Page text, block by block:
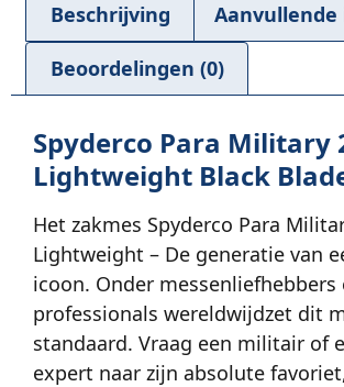
Beschrijving
Beoordelingen (0)
Spyderco Para Military
Lightweight Black
Het zakmes Spyderco Para
Lightweight – De generatie van
icoon. Onder messenliefhebbers
professionals wereldwijdzet dit
standaard. Vraag een militair of
expert naar zijn absolute